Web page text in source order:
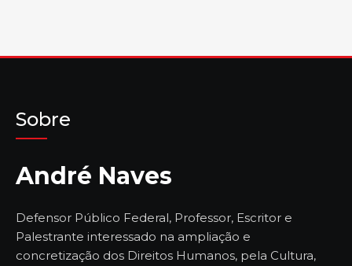
Sobre
André Naves
Defensor Público Federal, Professor, Escritor e
Palestrante interessado na ampliação e
concretização dos Direitos Humanos, pela Cultura,